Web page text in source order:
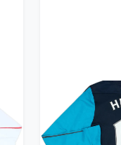
2011-12
Away L/S